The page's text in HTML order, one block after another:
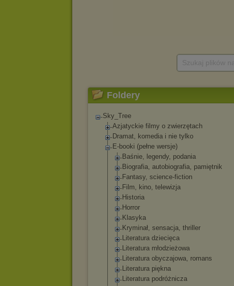
Foldery
Sky_Tree
Azjatyckie filmy o zwierzętach
Dramat, komedia i nie tylko
E-booki (pełne wersje)
Baśnie, legendy, podania
Biografia, autobiografia, pamiętnik
Fantasy, science-fiction
Film, kino, telewizja
Historia
Horror
Klasyka
Kryminał, sensacja, thriller
Literatura dziecięca
Literatura młodzieżowa
Literatura obyczajowa, romans
Literatura piękna
Literatura podróżnicza